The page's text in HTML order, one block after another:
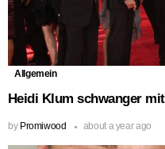
Allgemein
Heidi Klum schwanger
by Promiwood about a year ago